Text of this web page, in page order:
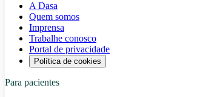
A Dasa
Quem somos
Imprensa
Trabalhe conosco
Portal de privacidade
Política de cookies
Para pacientes